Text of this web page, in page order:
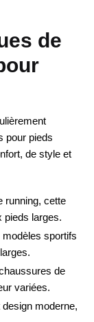
de
pour pieds
de style et
running, cette
pieds larges.
sportifs
de
variées.
design moderne,